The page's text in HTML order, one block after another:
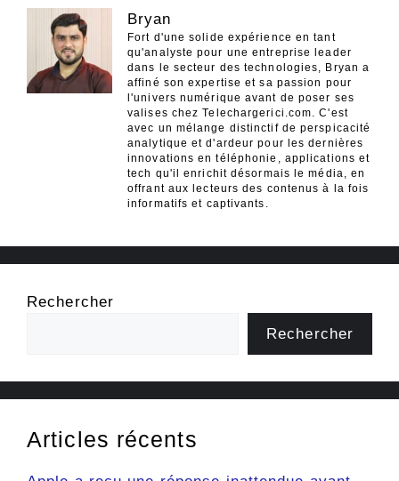
Bryan
Fort d'une solide expérience en tant
qu'analyste pour une entreprise leader
dans le secteur des technologies, Bryan a
affiné son expertise et sa passion pour
l'univers numérique avant de poser ses
valises chez Telechargerici.com. C'est
avec un mélange distinctif de perspicacité
analytique et d'ardeur pour les dernières
innovations en téléphonie, applications et
tech qu'il enrichit désormais le média, en
offrant aux lecteurs des contenus à la fois
informatifs et captivants.
Rechercher
Rechercher
Articles récents